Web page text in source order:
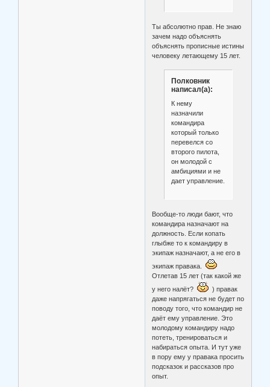
Ты абсолютно прав. Не знаю
зачем надо объяснять
объяснять прописные истины
человеку летающему 15 лет.
Полковник
написал(а):
К нему
назначили
командира
который только
перевелся со
второго пилота,
он молодой с
амбициями и не
дает управление.
Вообще-то люди бают, что
командира назначают на
должность. Если копать
глыбже то к командиру в
экипаж назначают, а не его в
экипаж правака.
Отлетав 15 лет (так какой же
у него налёт?
) правак
даже напрягаться не будет по
поводу того, что командир не
даёт ему управление. Это
молодому командиру надо
потеть, тренироваться и
набираться опыта. И тут уже
в пору ему у правака просить
подсказок и рассказов про
опыт.